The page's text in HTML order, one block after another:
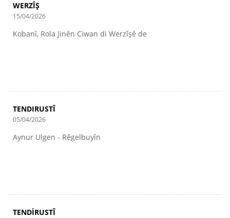
WERZÎŞ
15/04/2026
Kobanî, Rola Jinên Ciwan di Werzîşê de
TENDIRUSTÎ
05/04/2026
Aynur Ulgen - Rêgelbuyîn
TENDİRUSTÎ